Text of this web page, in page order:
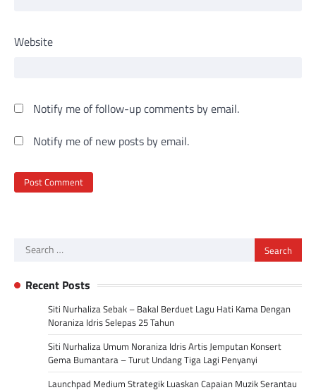
Website
Notify me of follow-up comments by email.
Notify me of new posts by email.
Search
Recent Posts
Siti Nurhaliza Sebak – Bakal Berduet Lagu Hati Kama Dengan
Noraniza Idris Selepas 25 Tahun
Siti Nurhaliza Umum Noraniza Idris Artis Jemputan Konsert
Gema Bumantara – Turut Undang Tiga Lagi Penyanyi
Launchpad Medium Strategik Luaskan Capaian Muzik Serantau